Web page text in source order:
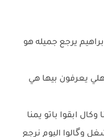
يرجع جميله هو
يعرفون بيها هي
وكال ابقوا باتو يمنا
وگالوا اليوم نرجع